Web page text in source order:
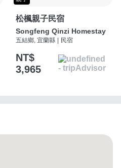
松楓親子民宿
Songfeng Qinzi Homestay
五結鄉, 宜蘭縣 | 民宿
NT$
3,965